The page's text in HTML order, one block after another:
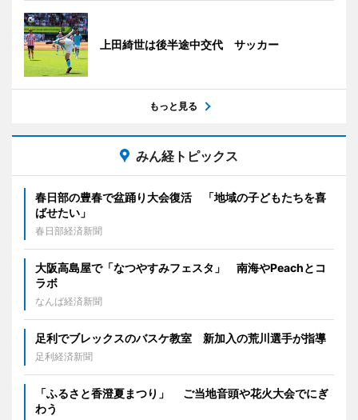
上田綺世は後半途中交代 サッカー
もっと見る
みん経トピックス
春日部の豊春で盆踊り大会復活 「地域の子どもたちを喜
ばせたい」
春日部経済新聞
大阪高島屋で「なつやすみフェスタ」 南海やPeachとコ
ラボ
なんば経済新聞
足利でブレックスのバスケ教室 新加入の荒川選手が指導
足利経済新聞
「ふるさと香澄夏まつり」 ご当地音頭や花火大会でにぎ
わう